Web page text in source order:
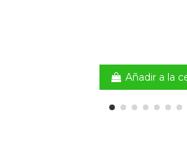
Añadir a la